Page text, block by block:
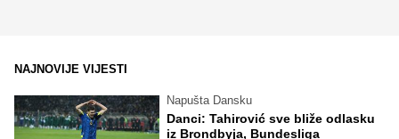
NAJNOVIJE VIJESTI
Napušta Dansku
Danci: Tahirović sve bliže odlasku
iz Brondbyja, Bundesliga